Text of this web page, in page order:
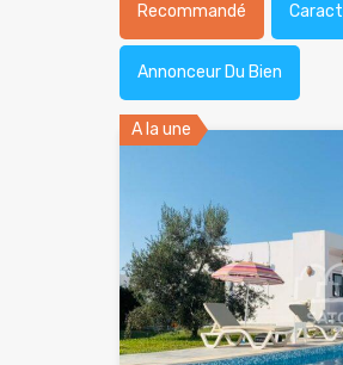
Recommandé
Annonceur Du Bien
A la une